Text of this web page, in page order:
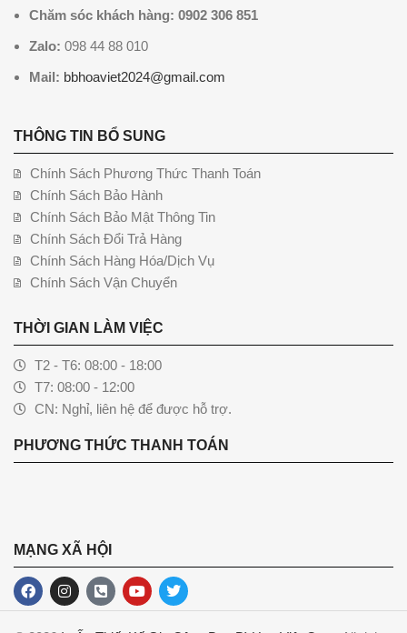
Chăm sóc khách hàng: 0902 306 851
Zalo: 098 44 88 010
Mail: bbhoaviet2024@gmail.com
THÔNG TIN BỔ SUNG
Chính Sách Phương Thức Thanh Toán
Chính Sách Bảo Hành
Chính Sách Bảo Mật Thông Tin
Chính Sách Đổi Trả Hàng
Chính Sách Hàng Hóa/Dịch Vụ
Chính Sách Vận Chuyển
THỜI GIAN LÀM VIỆC
T2 - T6: 08:00 - 18:00
T7: 08:00 - 12:00
CN: Nghỉ, liên hệ để được hỗ trợ.
PHƯƠNG THỨC THANH TOÁN
MẠNG XÃ HỘI